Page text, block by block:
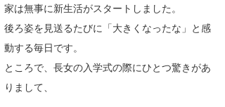
家は無事に新生活がスタートしました。
後ろ姿を見送るたびに「大きくなったな」と感
動する毎日です。
ところで、長女の入学式の際にひとつ驚きがあ
りまして、
Naoya Kimoto
mitsuteru Kamio
Yasunari Inoue
メディア
SURFMEDIA
Colors MAGAZINE
波伝説アンバサダー/プロライダー
福島寿実子
波伝説スタッフ